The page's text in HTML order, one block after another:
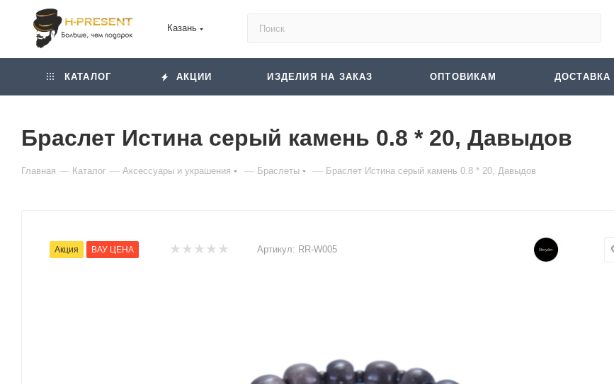
Казань
КАТАЛОГ АКЦИИ ИЗДЕЛИЯ НА ЗАКАЗ ОПТОВИКАМ ДОСТАВКА
Браслет Истина серый камень 0.8 * 20, Давыдов
Главная — Каталог — Аксессуары и украшения — Браслеты — Браслет Истина серый камень 0.8 * 20, Давыдов
Акция ВАУ ЦЕНА Артикул: RR-W005